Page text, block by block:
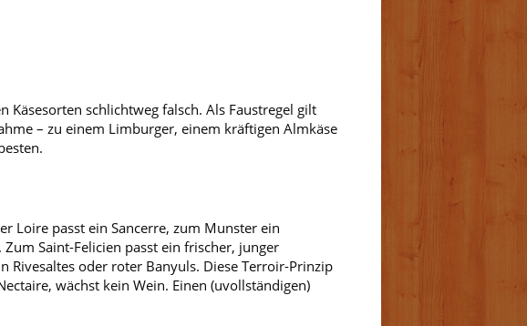
Käsesorten schlichtweg falsch. Als Faustregel gilt
– zu einem Limburger, einem kräftigen Almkäse
Loire passt ein Sancerre, zum Munster ein
Saint-Felicien passt ein frischer, junger
Rivesaltes oder roter Banyuls. Diese Terroir-Prinzip
wächst kein Wein. Einen (uvollständigen)